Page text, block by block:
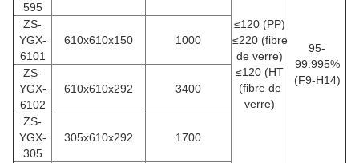
≤120 (PP)
≤220 (fibre
de verre)
≤120 (HT
(fibre de
verre)
95-
99.995%
(F9-H14)
595
ZS-
YGX-
6101
610x610x150 1000
ZS-
YGX-
6102
610x610x292 3400
ZS-
YGX-
305
305x610x292 1700